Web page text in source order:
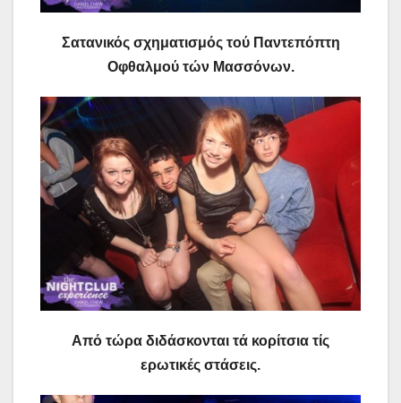
Σατανικός σχηματισμός τού Παντεπόπτη
Οφθαλμού τών Μασσόνων.
Από τώρα διδάσκονται τά κορίτσια τίς
ερωτικές στάσεις.